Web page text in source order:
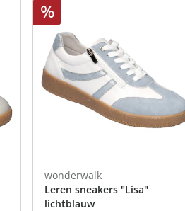
nu
%
wonderwalk
Leren sneakers "Lisa"
lichtblauw